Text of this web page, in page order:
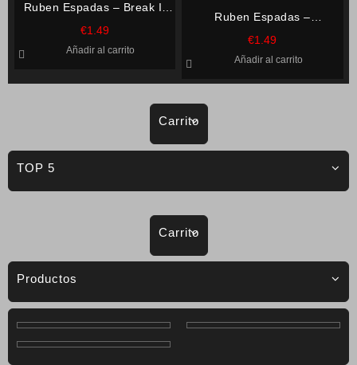
Carrito
TOP 5
Ruben Espadas – Break It
Up
€1.49
Añadir al carrito
Ruben Espadas –
Regression Base
€1.49
Añadir al carrito
Carrito
Productos